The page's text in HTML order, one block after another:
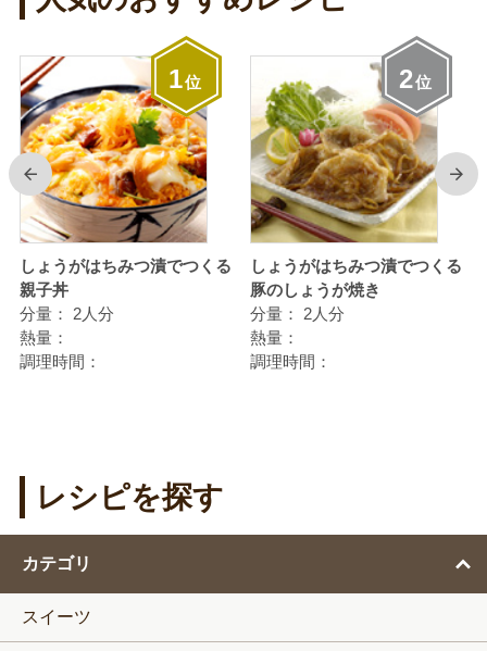
前
1位
しょうがはちみつ漬でつくる
親子丼
分量：
2人分
熱量：
調理時間：
2位
しょうがはちみつ漬でつくる
豚のしょうが焼き
分量：
2人分
熱量：
調理時間：
次
レシピを探す
カテゴリ
スイーツ